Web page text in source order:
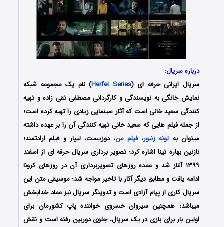
درباره سریال:
سریال ایرانی حرفه ای (Herfei Series) نام یک مجموعه شبکه
نمایش خانگی به نویسندگی و کارگردانی مصطفی تقی زاده و تهیه
کنندگی سعید خانی است که آثار سینمایی زیادی را تهیه کرده است؛
از جمله فیلم هایی که سعید خانی تهیه کنندگی آن را بر عهده داشته
میتوان به لونه زنبور،فیلم من، دوزیست، لیپار و فیلم ارادتمند؛
نازنین بهاره تینا اشاره کرد؛ تصویر برداری سریال حرفه ای از اسفند
۱۳۹۹ آغاز شد و عمده روزهای تصویربرداری آن در روزهای کرونا
ادامه یافت و مطابق دیگر آثار با تاخیر مواجه شد؛ موسیقی متن این
سریال کاری از پیام آزادی است و تدوینگر سریال نیز عماد خدابخش
میباشد؛ همچنین سیروان خسروی خواننده پاپ کشورمان برای
اولین بار برای بازی در یک سریال، جلوی دوربین رفته است و نقش